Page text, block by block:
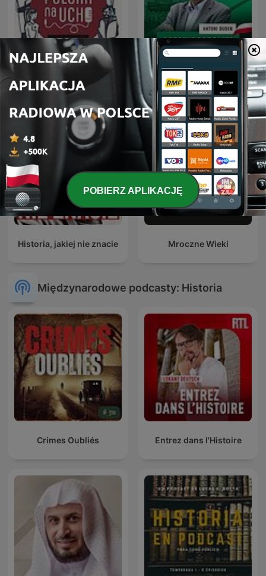
Polska na ucho
Prof. Antoni Dudek:
Rzeczypospolite
Historia, jakiej nie znacie Mroczne Wieki
Międzynarodowe podcasty: Historia
Crimes Oubliés Entrez dans l'Histoire
POBIERZ APLIKACJĘ